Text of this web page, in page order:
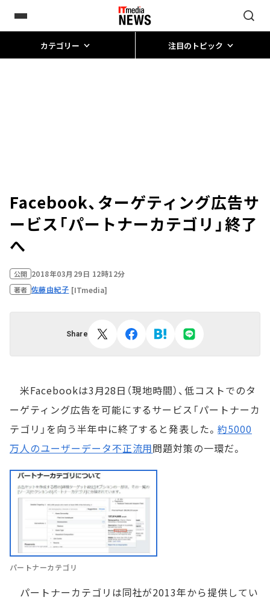
カテゴリー 注目のトピック
Facebook、ターゲティング広告サ
ービス「パートナーカテゴリ」終了
へ
公開 2018年03月29日 12時12分
著者 佐藤由紀子 [ITmedia]
Share
米Facebookは3月28日（現地時間）、低コストでのタ
ーゲティング広告を可能にするサービス「パートナーカ
テゴリ」を向う半年中に終了すると発表した。約5000
万人のユーザーデータ不正流用問題対策の一環だ。
パートナーカテゴリ
パートナーカテゴリは同社が2013年から提供してい